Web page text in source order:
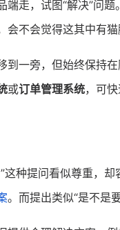
走，试图“解决”问
不会觉得这其中有猫
一旁，但始终保持
或订单管理系统，可
种提问看似尊重，
。而提出类似“是不是